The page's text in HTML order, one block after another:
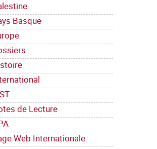
Basque
de Lecture
Web Internationale